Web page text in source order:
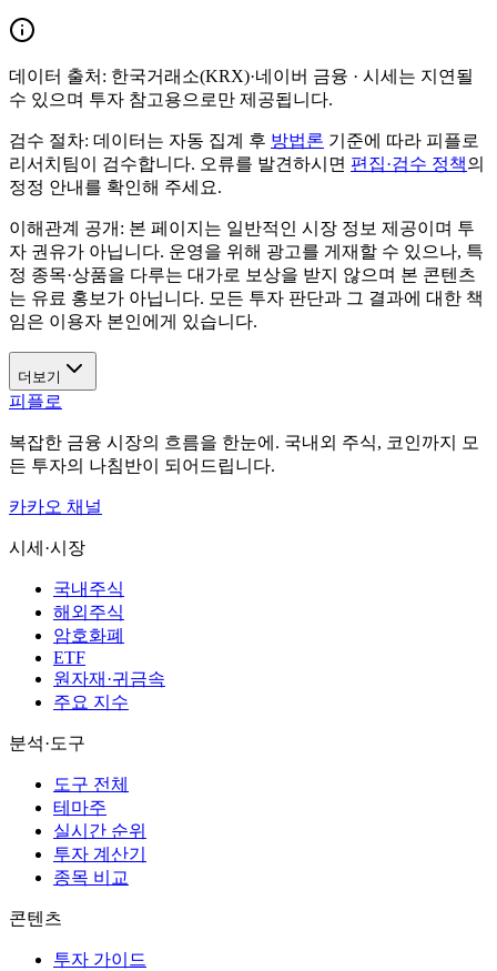
데이터 출처: 한국거래소(KRX)·네이버 금융 · 시세는 지연될
수 있으며 투자 참고용으로만 제공됩니다.
검수 절차: 데이터는 자동 집계 후 방법론 기준에 따라 피플로
리서치팀이 검수합니다. 오류를 발견하시면 편집·검수 정책의
정정 안내를 확인해 주세요.
이해관계 공개: 본 페이지는 일반적인 시장 정보 제공이며 투
자 권유가 아닙니다. 운영을 위해 광고를 게재할 수 있으나, 특
정 종목·상품을 다루는 대가로 보상을 받지 않으며 본 콘텐츠
는 유료 홍보가 아닙니다. 모든 투자 판단과 그 결과에 대한 책
임은 이용자 본인에게 있습니다.
더보기
피플로
복잡한 금융 시장의 흐름을 한눈에. 국내외 주식, 코인까지 모
든 투자의 나침반이 되어드립니다.
카카오 채널
시세·시장
국내주식
해외주식
암호화폐
ETF
원자재·귀금속
주요 지수
분석·도구
도구 전체
테마주
실시간 순위
투자 계산기
종목 비교
콘텐츠
투자 가이드